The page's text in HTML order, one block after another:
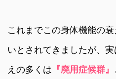
これまでこの身体機能の
いとされてきましたが、
えの多くは 『廃用症候群』